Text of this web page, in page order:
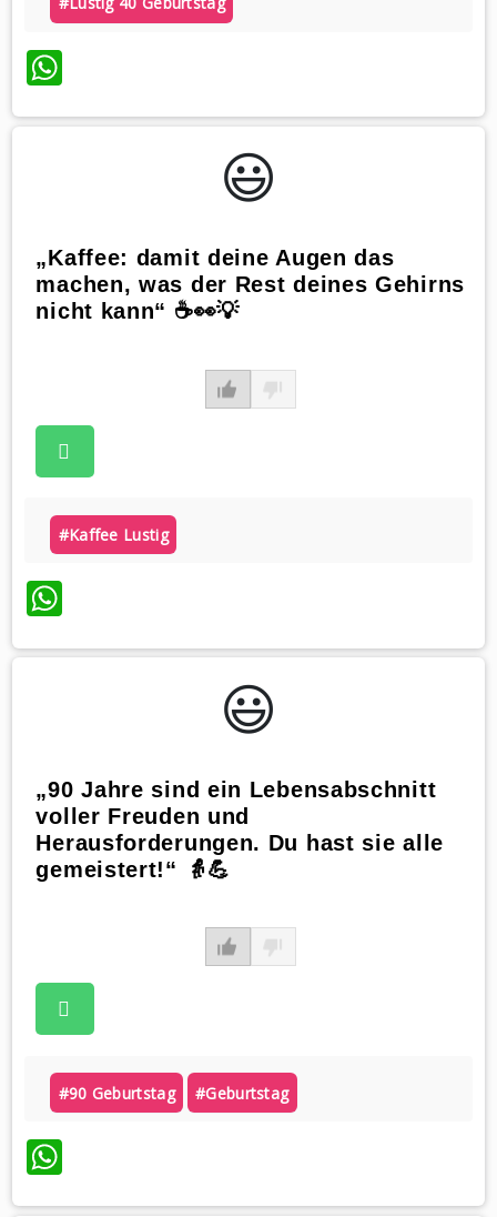
WhatsApp
😃️
„Kaffee: damit deine Augen das
machen, was der Rest deines Gehirns
nicht kann“ ☕️👀💡
#kaffee Lustig
WhatsApp
😃️
„90 Jahre sind ein Lebensabschnitt
voller Freuden und
Herausforderungen. Du hast sie alle
gemeistert!“ 👵💪
#90 Geburtstag #geburtstag
WhatsApp